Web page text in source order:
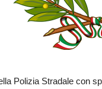
Polizia Stradale con